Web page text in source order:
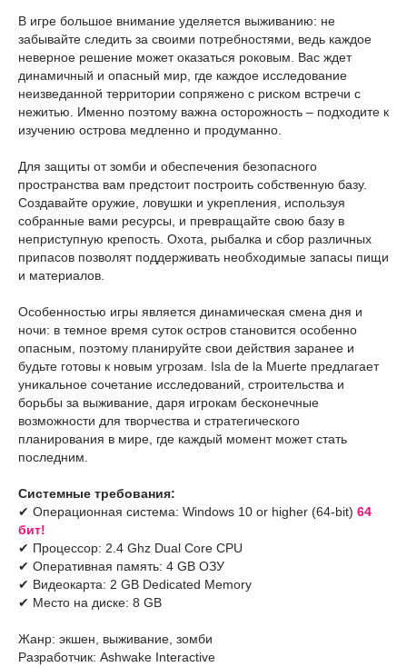
В игре большое внимание уделяется выживанию: не
забывайте следить за своими потребностями, ведь каждое
неверное решение может оказаться роковым. Вас ждет
динамичный и опасный мир, где каждое исследование
неизведанной территории сопряжено с риском встречи с
нежитью. Именно поэтому важна осторожность – подходите к
изучению острова медленно и продуманно.
Для защиты от зомби и обеспечения безопасного
пространства вам предстоит построить собственную базу.
Создавайте оружие, ловушки и укрепления, используя
собранные вами ресурсы, и превращайте свою базу в
неприступную крепость. Охота, рыбалка и сбор различных
припасов позволят поддерживать необходимые запасы пищи
и материалов.
Особенностью игры является динамическая смена дня и
ночи: в темное время суток остров становится особенно
опасным, поэтому планируйте свои действия заранее и
будьте готовы к новым угрозам. Isla de la Muerte предлагает
уникальное сочетание исследований, строительства и
борьбы за выживание, даря игрокам бесконечные
возможности для творчества и стратегического
планирования в мире, где каждый момент может стать
последним.
Системные требования:
✔ Операционная система: Windows 10 or higher (64-bit) 64
бит!
✔ Процессор: 2.4 Ghz Dual Core CPU
✔ Оперативная память: 4 GB ОЗУ
✔ Видеокарта: 2 GB Dedicated Memory
✔ Место на диске: 8 GB
Жанр: экшен, выживание, зомби
Разработчик: Ashwake Interactive